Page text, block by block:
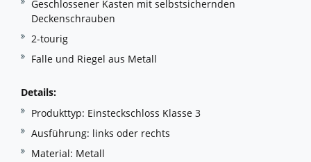
Geschlossener Kasten mit selbstsichernden
Deckenschrauben
2-tourig
Falle und Riegel aus Metall
Details:
Produkttyp: Einsteckschloss Klasse 3
Ausführung: links oder rechts
Material: Metall